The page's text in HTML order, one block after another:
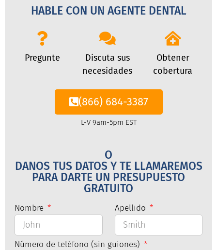
HABLE CON UN AGENTE DENTAL
Pregunte
Discuta sus
necesidades
Obtener
cobertura
(866) 684-3387
L-V 9am-5pm EST
O
DANOS TUS DATOS Y TE LLAMAREMOS
PARA DARTE UN PRESUPUESTO
GRATUITO
Nombre Apellido
Número de teléfono (sin guiones)